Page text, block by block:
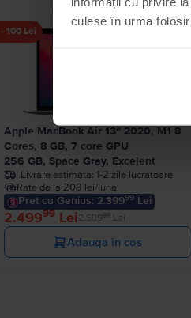
culese în urma
- 100 Lei
Apple MacBook Air 13″ 2020, M1 8
Cores, 8 GB, 7 core GPU
256 GB, Space Gray, Excelent
Livrare estimata: 1-2 zile lucratoare
Rate de la 208 lei/luna
Pret cu Genius: 2.39999Lei
2.49999Lei2.59999Lei
Adauga in cos